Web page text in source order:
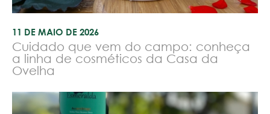
11 DE MAIO DE 2026
Cuidado que vem do campo: conheça
a linha de cosméticos da Casa da
Ovelha